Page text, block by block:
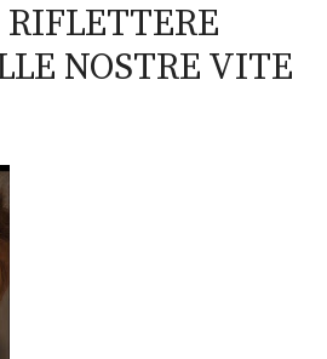
NOSTRE VITE